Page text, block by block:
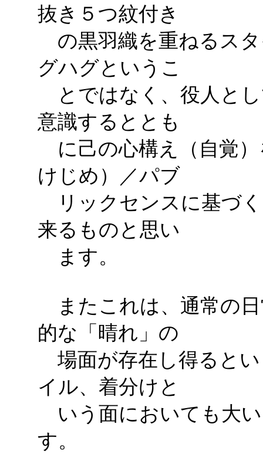
抜き５つ紋付き
の黒羽織を重ねるス
グハグというこ
とではなく、役人と
意識するととも
に己の心構え（自覚）
けじめ）／パブ
リックセンスに基づ
来るものと思い
ます。
またこれは、通常の
的な「晴れ」の
場面が存在し得ると
イル、着分けと
いう面においても大
す。